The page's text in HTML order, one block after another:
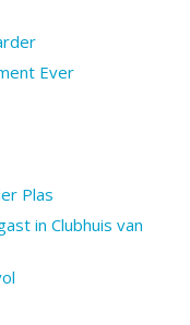
Ever
Plas
in Clubhuis van